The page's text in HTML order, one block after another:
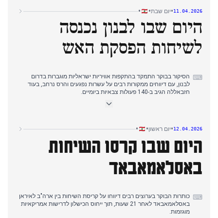
דיווחי הערב התמקדו בתקיפה הישראלית שהרגה 13 אנשי ביטחון מדינה
בנבטיה, שתוארה כטבח, כאשר חיזבאללה גינה את ההתקפה וקרא
להפסקת ויתורים, בעוד שיחות לבנון-ישראל נקבעו ליום שלישי בתיווך
11.04.2026
•יום שבת•
•
היום שבו לבנון נכנסה
לשיחות הפסקת האש
⌨ הסיקור בבוקר התמקד בהתקפות אוויריות ישראליות מוגברות בדרום
לבנון, עם דיווחים ממקורות רבים על עשרות נפגעים והרס נרחב, בעוד
חזבאללה הגיב ב-140 פעולות צבאיות ביומיים.
בשיחות הפסקת האש, עם דיונים בין מקרון לפשיניאן על הרחבת הפסקת
למרות דיוני הפסקת האש, עם הגברת התקפות על כוחות ישראליים
12.04.2026
•יום ראשון•
•
היום שבו קרסו השיחות
באסלאמאבאד
⌨ כותרות הבוקר בערוצים רבים דיווחו על קריסת השיחות בין ארה"ב לאיראן
באסלאמאבאד לאחר 21 שעות, תוך ייחוס הכישלון לדרישות אמריקאיות
מוגזמות.